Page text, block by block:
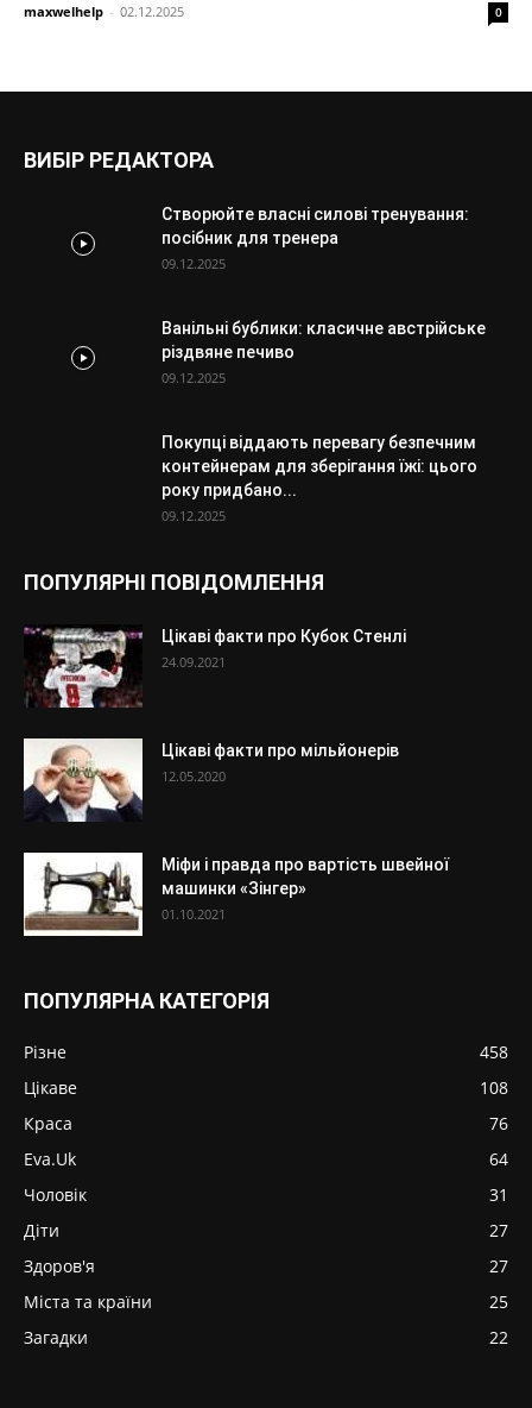
maxwelhelp - 02.12.2025 0
ВИБІР РЕДАКТОРА
Створюйте власні силові тренування:
посібник для тренера
09.12.2025
Ванільні бублики: класичне австрійське
різдвяне печиво
09.12.2025
Покупці віддають перевагу безпечним
контейнерам для зберігання їжі: цього
року придбано...
09.12.2025
ПОПУЛЯРНІ ПОВІДОМЛЕННЯ
Цікаві факти про Кубок Стенлі
24.09.2021
Цікаві факти про мільйонерів
12.05.2020
Міфи і правда про вартість швейної
машинки «Зінгер»
01.10.2021
ПОПУЛЯРНА КАТЕГОРІЯ
Різне
458
Цікаве
108
Краса
76
Eva.Uk
64
Чоловік
31
Діти
27
Здоров'я
27
Міста та країни
25
Загадки
22